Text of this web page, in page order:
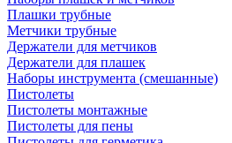
Плашки трубные
Метчики трубные
Держатели для метчиков
Держатели для плашек
Наборы инструмента (смешанные)
Пистолеты
Пистолеты монтажные
Пистолеты для пены